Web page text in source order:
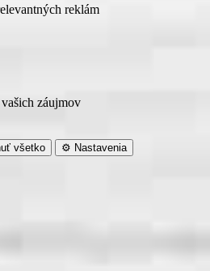
reklám
záujmov
všetko ⚙️ Nastavenia